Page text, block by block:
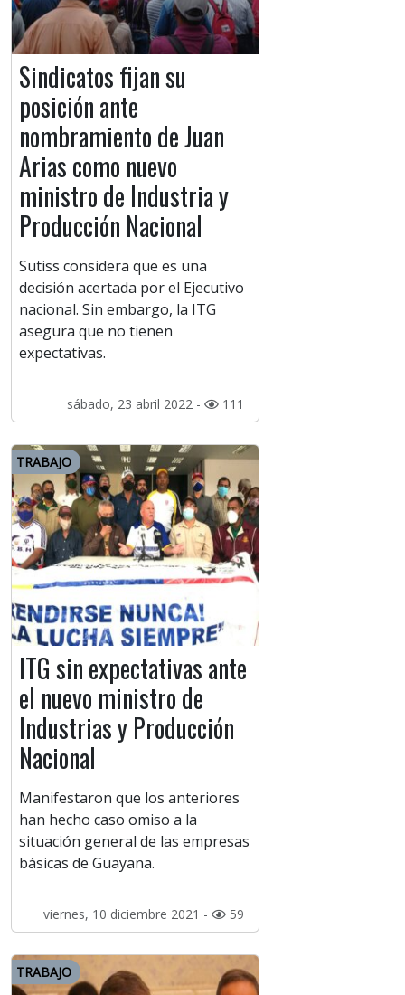
Sindicatos fijan su
posición ante
nombramiento de Juan
Arias como nuevo
ministro de Industria y
Producción Nacional
Sutiss considera que es una
decisión acertada por el Ejecutivo
nacional. Sin embargo, la ITG
asegura que no tienen
expectativas.
sábado, 23 abril 2022 - 111
TRABAJO
ITG sin expectativas ante
el nuevo ministro de
Industrias y Producción
Nacional
Manifestaron que los anteriores
han hecho caso omiso a la
situación general de las empresas
básicas de Guayana.
viernes, 10 diciembre 2021 - 59
TRABAJO